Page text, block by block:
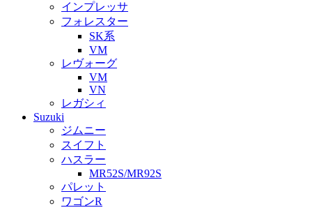
インプレッサ
フォレスター
SK系
VM
レヴォーグ
VM
VN
レガシィ
Suzuki
ジムニー
スイフト
ハスラー
MR52S/MR92S
パレット
ワゴンR